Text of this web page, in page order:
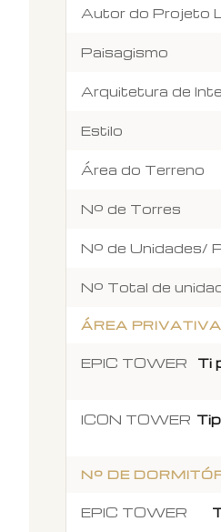
Autor do Projeto
Paisagismo
Arquitetura de
Estilo
Área do Terreno
Nº de Torres
Nº de Unidades/
Nº Total de
ÁREA PRIVATIVA
EPIC TOWER
Ti
ICON TOWER
Nº DE
EPIC TOWER